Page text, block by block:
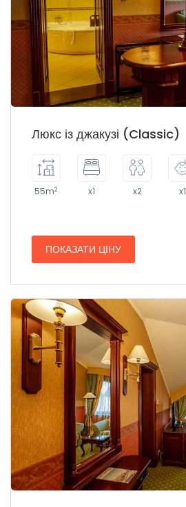
Люкс із джакузі (Classic)
55m2 x1 x2 x1
ПОКАЗАТИ ЦІНУ